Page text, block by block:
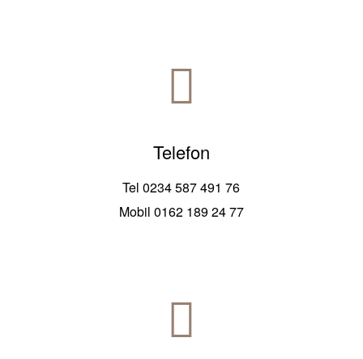

Telefon
Tel 0234 587 491 76
Mobil 0162 189 24 77
